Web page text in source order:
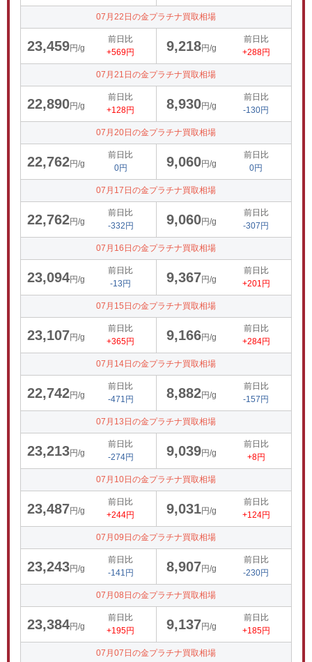
07月22日の金プラチナ買取相場
23,459円/g
前日比
+569円
9,218円/g
前日比
+288円
07月21日の金プラチナ買取相場
22,890円/g
前日比
+128円
8,930円/g
前日比
-130円
07月20日の金プラチナ買取相場
22,762円/g
前日比
0円
9,060円/g
前日比
0円
07月17日の金プラチナ買取相場
22,762円/g
前日比
-332円
9,060円/g
前日比
-307円
07月16日の金プラチナ買取相場
23,094円/g
前日比
-13円
9,367円/g
前日比
+201円
07月15日の金プラチナ買取相場
23,107円/g
前日比
+365円
9,166円/g
前日比
+284円
07月14日の金プラチナ買取相場
22,742円/g
前日比
-471円
8,882円/g
前日比
-157円
07月13日の金プラチナ買取相場
23,213円/g
前日比
-274円
9,039円/g
前日比
+8円
07月10日の金プラチナ買取相場
23,487円/g
前日比
+244円
9,031円/g
前日比
+124円
07月09日の金プラチナ買取相場
23,243円/g
前日比
-141円
8,907円/g
前日比
-230円
07月08日の金プラチナ買取相場
23,384円/g
前日比
+195円
9,137円/g
前日比
+185円
07月07日の金プラチナ買取相場